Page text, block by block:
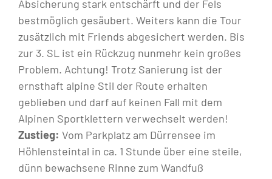
Absicherung stark entschärft und der Fels
bestmöglich gesäubert. Weiters kann die Tour
zusätzlich mit Friends abgesichert werden. Bis
zur 3. SL ist ein Rückzug nunmehr kein großes
Problem. Achtung! Trotz Sanierung ist der
ernsthaft alpine Stil der Route erhalten
geblieben und darf auf keinen Fall mit dem
Alpinen Sportklettern verwechselt werden!
Zustieg: Vom Parkplatz am Dürrensee im
Höhlensteintal in ca. 1 Stunde über eine steile,
dünn bewachsene Rinne zum Wandfuß